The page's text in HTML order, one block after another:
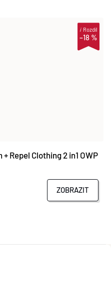
–18 %
iRozdíl
+ Repel Clothing 2 in1 OWP
ZOBRAZIT